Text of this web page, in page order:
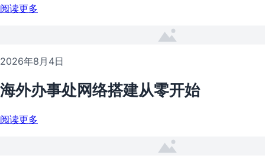
阅读更多
2026年8月4日
海外办事处网络搭建从零开始
阅读更多